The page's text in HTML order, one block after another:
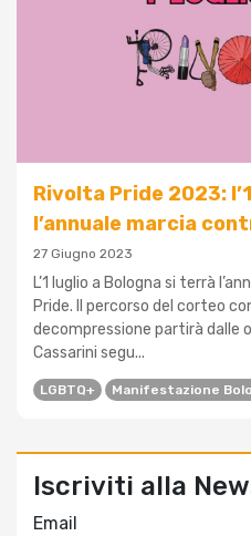
Rivolta Pride 2023:
l’annuale marcia
27 Giugno 2023
L’1 luglio a Bologna si terrà
Pride. Il percorso del corteo
decompressione partirà dalle
Cassarini segu...
LGBTQ+ Manifestazione
Iscriviti alla
Email